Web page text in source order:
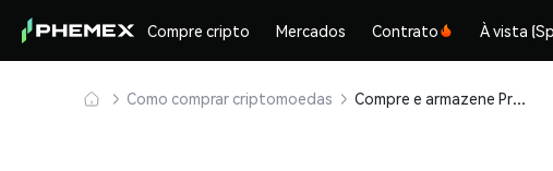
Compre cripto Mercados Contrato À vista
Como comprar criptomoedas Compre e armazene Propel (PEL) com segurança